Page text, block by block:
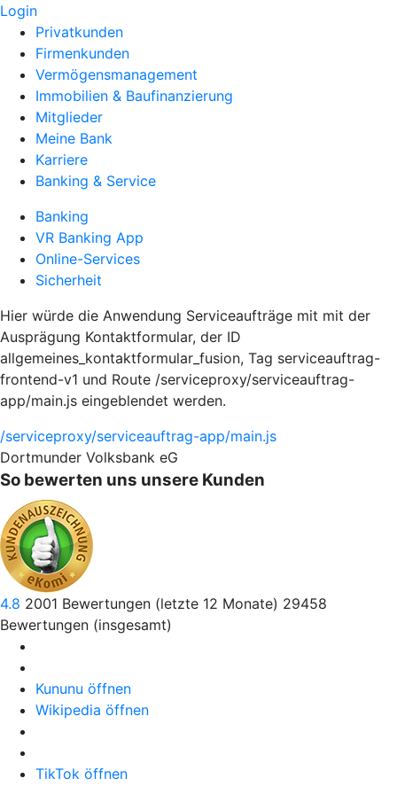
Login
Privatkunden
Firmenkunden
Vermögensmanagement
Immobilien & Baufinanzierung
Mitglieder
Meine Bank
Karriere
Banking & Service
Banking
VR Banking App
Online-Services
Sicherheit
Hier würde die Anwendung Serviceaufträge mit mit der
Ausprägung Kontaktformular, der ID
allgemeines_kontaktformular_fusion, Tag serviceauftrag-
frontend-v1 und Route /serviceproxy/serviceauftrag-
app/main.js eingeblendet werden.
/serviceproxy/serviceauftrag-app/main.js
Dortmunder Volksbank eG
So bewerten uns unsere Kunden
4.8 2001 Bewertungen (letzte 12 Monate) 29458
Bewertungen (insgesamt)
Kununu öffnen
Wikipedia öffnen
TikTok öffnen